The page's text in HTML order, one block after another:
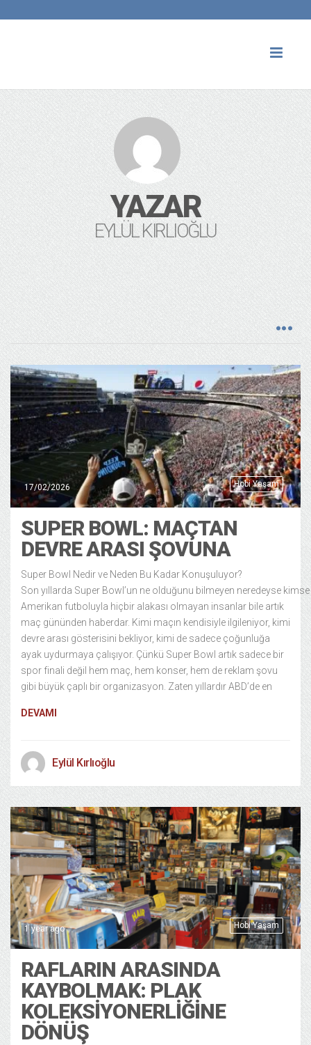
YAZAR
EYLÜL KIRLIOĞLU
Hobi Yaşam
17/02/2026
SUPER BOWL: MAÇTAN
DEVRE ARASI ŞOVUNA
Super Bowl Nedir ve Neden Bu Kadar Konuşuluyor?
Son yıllarda Super Bowl’un ne olduğunu bilmeyen neredeyse kimse
Amerikan futboluyla hiçbir alakası olmayan insanlar bile artık
maç gününden haberdar. Kimi maçın kendisiyle ilgileniyor, kimi
devre arası gösterisini bekliyor, kimi de sadece çoğunluğa
ayak uydurmaya çalışıyor. Çünkü Super Bowl artık sadece bir
spor finali değil hem maç, hem konser, hem de reklam şovu
gibi büyük çaplı bir organizasyon. Zaten yıllardır ABD’de en
DEVAMI
Eylül Kırlıoğlu
Hobi Yaşam
1 year ago
RAFLARIN ARASINDA
KAYBOLMAK: PLAK
KOLEKSİYONERLİĞİNE
DÖNÜŞ